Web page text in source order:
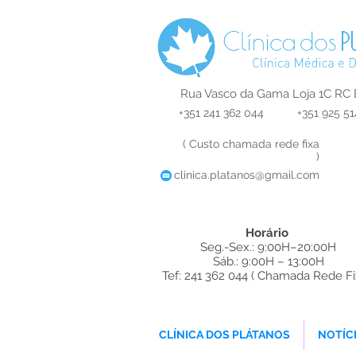
Rua Vasco da Gama Loja 1C
+351 241 362 044 +351 925
( Custo chamada rede fixa
)
clinica.platanos@gmail.com
Horário
Seg.-Sex.: 9:00H–20:00H
Sáb.: 9:00H – 13:00H
Tef: 241 362 044 ( Chamada Rede
CLÍNICA DOS PLÁTANOS